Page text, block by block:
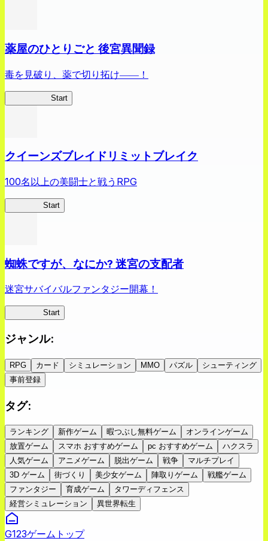
薬屋のひとりごと 後宮異聞録
毒を見破り、薬で切り拓け――！
Start
クイーンズブレイドリミットブレイク
100名以上の美闘士と戦うRPG
Start
蜘蛛ですが、なにか? 迷宮の支配者
迷宮サバイバルファンタジー開幕！
Start
ジャンル:
RPG カード シミュレーション MMO パズル
シューティング
事前登録
タグ:
ランキング 新作ゲーム 暇つぶし無料ゲーム
オンラインゲーム
放置ゲーム
スマホ おすすめゲーム pc おすすめゲーム
ハクスラ
人気ゲーム
アニメゲーム 脱出ゲーム 戦争
マルチプレイ
3D ゲーム
街づくり 美少女ゲーム 陣取りゲーム
戦艦ゲーム
ファンタジー
育成ゲーム
タワーディフェンス
経営シミュレーション
異世界転生
G123ゲームトップ